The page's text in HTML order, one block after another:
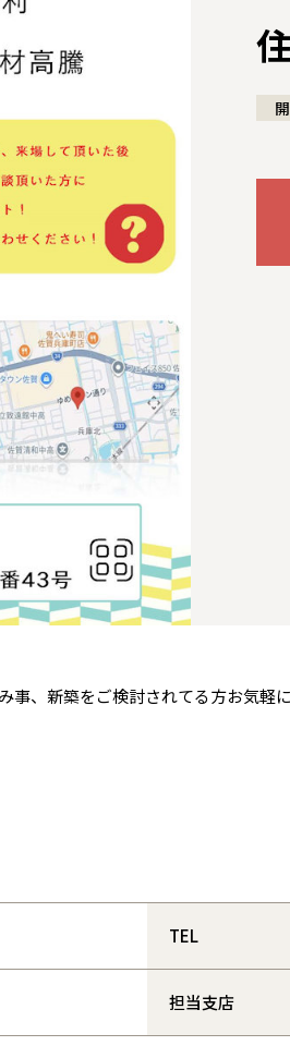
事、新築をご検討されてる方お気軽
TEL
担当支店
・北陸
国
ンション
苫小牧千歳
小樽
旭川
函館
帯広
釧路
八戸
青森
秋田
盛岡
北上
仙台
郡山
・北陸
新潟
長岡
甲府
長野
富山
金沢
世田谷
八王子
湘南
相模
埼玉
所沢
柏
名古屋
岐阜
静岡
四日市
大阪
京都
奈良
国
岡山
松山
佐賀